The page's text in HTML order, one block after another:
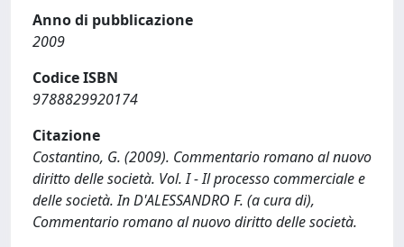
Anno di pubblicazione
2009
Codice ISBN
9788829920174
Citazione
Costantino, G. (2009). Commentario romano al nuovo
diritto delle società. Vol. I - Il processo commerciale e
delle società. In D'ALESSANDRO F. (a cura di),
Commentario romano al nuovo diritto delle società.